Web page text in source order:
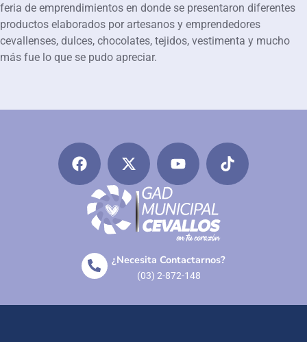
feria de emprendimientos en donde se presentaron diferentes
productos elaborados por artesanos y emprendedores
cevallenses, dulces, chocolates, tejidos, vestimenta y mucho
más fue lo que se pudo apreciar.
¿Necesita Contactarnos?
(03) 2-872-148